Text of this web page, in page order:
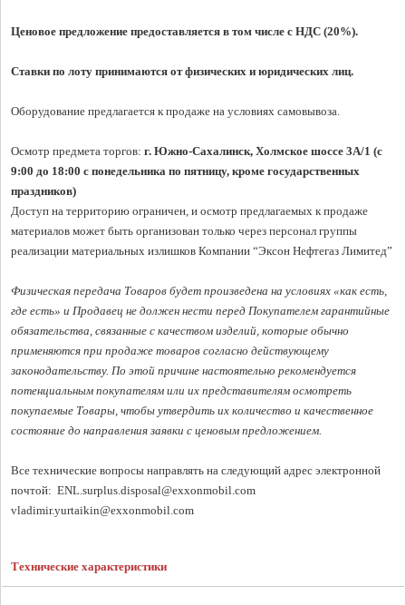
Ценовое предложение предоставляется в том числе с НДС (20%).
Ставки по лоту принимаются от физических и юридических лиц.
Оборудование предлагается к продаже на условиях самовывоза.
Осмотр предмета торгов: г. Южно-Сахалинск, Холмское шоссе 3A/1 (с
9:00 до 18:00 с понедельника по пятницу, кроме государственных
праздников)
Доступ на территорию ограничен, и осмотр предлагаемых к продаже
материалов может быть организован только через персонал группы
реализации материальных излишков Компании “Эксон Нефтегаз Лимитед”
Физическая передача Товаров будет произведена на условиях «как есть,
где есть» и Продавец не должен нести перед Покупателем гарантийные
обязательства, связанные с качеством изделий, которые обычно
применяются при продаже товаров согласно действующему
законодательству. По этой причине настоятельно рекомендуется
потенциальным покупателям или их представителям осмотреть
покупаемые Товары, чтобы утвердить их количество и качественное
состояние до направления заявки с ценовым предложением.
Все технические вопросы направлять на следующий адрес электронной
почтой:
vladimir.yurtaikin@exxonmobil.com
Технические характеристики